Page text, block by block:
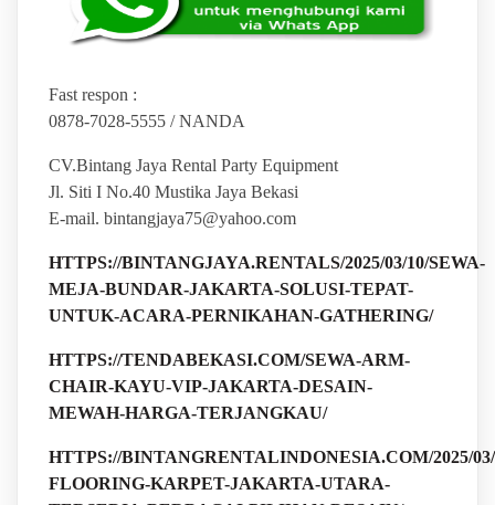
Fast respon :
0878-7028-5555 / NANDA
CV.Bintang Jaya Rental Party Equipment
Jl. Siti I No.40 Mustika Jaya Bekasi
E-mail. bintangjaya75@yahoo.com
HTTPS://BINTANGJAYA.RENTALS/2025/03/10/SEWA-
MEJA-BUNDAR-JAKARTA-SOLUSI-TEPAT-
UNTUK-ACARA-PERNIKAHAN-GATHERING/
HTTPS://TENDABEKASI.COM/SEWA-ARM-
CHAIR-KAYU-VIP-JAKARTA-DESAIN-
MEWAH-HARGA-TERJANGKAU/
HTTPS://BINTANGRENTALINDONESIA.COM/2025/03/
FLOORING-KARPET-JAKARTA-UTARA-